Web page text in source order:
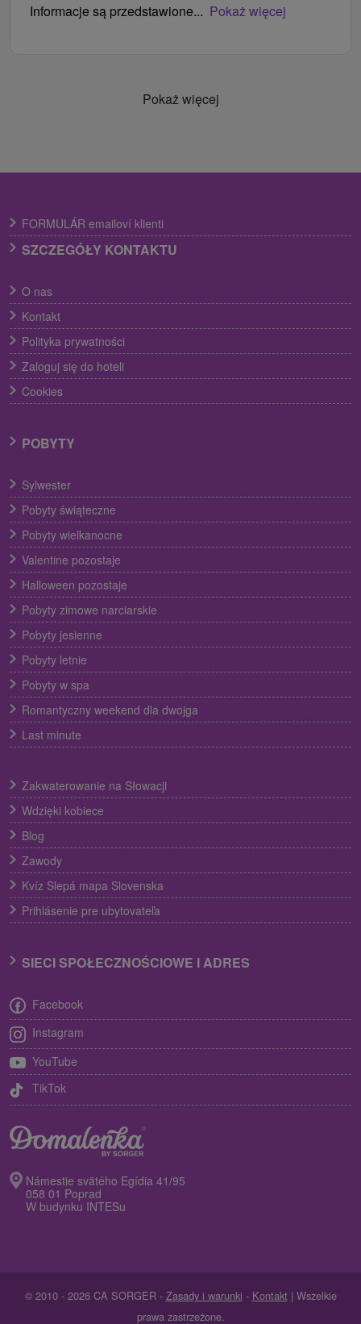
Informacje są przedstawione... Pokaż więcej
Pokaż więcej
FORMULÁR emailoví klienti
SZCZEGÓŁY KONTAKTU
O nas
Kontakt
Polityka prywatności
Zaloguj się do hoteli
Cookies
POBYTY
Sylwester
Pobyty świąteczne
Pobyty wielkanocne
Valentine pozostaje
Halloween pozostaje
Pobyty zimowe narciarskie
Pobyty jesienne
Pobyty letnie
Pobyty w spa
Romantyczny weekend dla dwojga
Last minute
Zakwaterowanie na Słowacji
Wdzięki kobiece
Blog
Zawody
Kvíz Slepá mapa Slovenska
Prihlásenie pre ubytovateľa
SIECI SPOŁECZNOŚCIOWE I ADRES
Facebook
Instagram
YouTube
TikTok
Námestie svätého Egídia 41/95
058 01 Poprad
W budynku INTESu
© 2010 - 2026 CA SORGER - Zasady i warunki - Kontakt | Wszelkie
prawa zastrzeżone.